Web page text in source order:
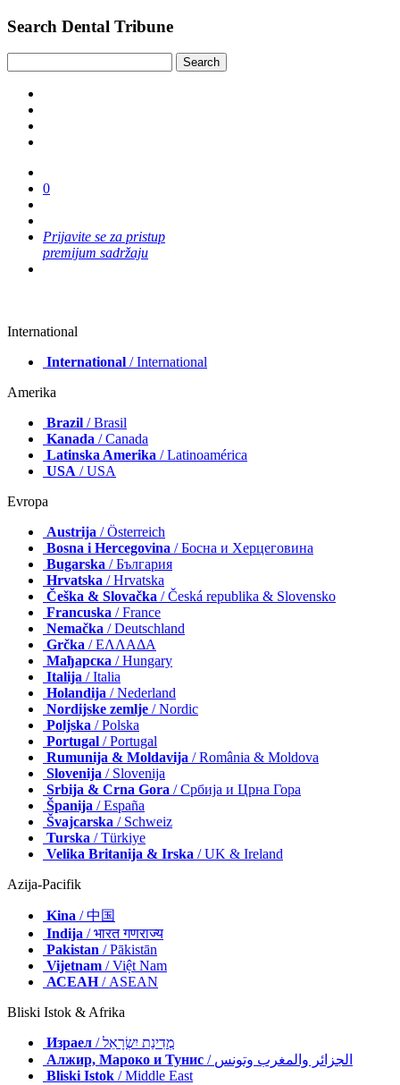
Search Dental Tribune
0
Prijavite se za pristup
premijum sadržaju
International
International / International
Amerika
Brazil / Brasil
Kanada / Canada
Latinska Amerika / Latinoamérica
USA / USA
Evropa
Austrija / Österreich
Bosna i Hercegovina / Босна и Херцеговина
Bugarska / България
Hrvatska / Hrvatska
Češka & Slovačka / Česká republika & Slovensko
Francuska / France
Nemačka / Deutschland
Grčka / ΕΛΛΑΔΑ
Мађарска / Hungary
Italija / Italia
Holandija / Nederland
Nordijske zemlje / Nordic
Poljska / Polska
Portugal / Portugal
Rumunija & Moldavija / România & Moldova
Slovenija / Slovenija
Srbija & Crna Gora / Србија и Црна Гора
Španija / España
Švajcarska / Schweiz
Turska / Türkiye
Velika Britanija & Irska / UK & Ireland
Azija-Pacifik
Kina / 中国
Indija / भारत गणराज्य
Pakistan / Pākistān
Vijetnam / Việt Nam
АСЕАН/ ASEAN
Bliski Istok & Afrika
Израел
/ מְדִינַת יִשְׂרָאֵל
Алжир, Мароко и Тунис
/ الجزائر والمغرب وتونس
Bliski Istok / Middle East